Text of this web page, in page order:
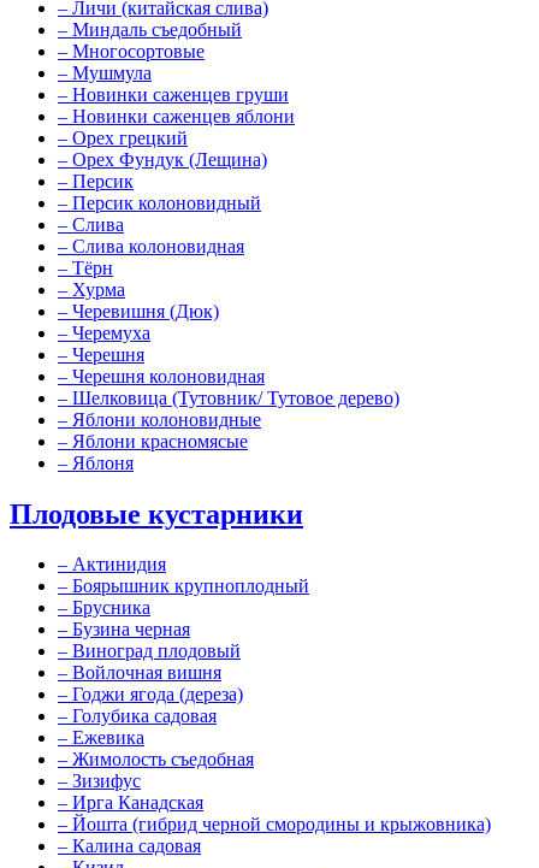
– Личи (китайская слива)
– Миндаль съедобный
– Многосортовые
– Мушмула
– Новинки саженцев груши
– Новинки саженцев яблони
– Орех грецкий
– Орех Фундук (Лещина)
– Персик
– Персик колоновидный
– Слива
– Слива колоновидная
– Тёрн
– Хурма
– Черевишня (Дюк)
– Черемуха
– Черешня
– Черешня колоновидная
– Шелковица (Тутовник/ Тутовое дерево)
– Яблони колоновидные
– Яблони красномясые
– Яблоня
Плодовые кустарники
– Актинидия
– Боярышник крупноплодный
– Брусника
– Бузина черная
– Виноград плодовый
– Войлочная вишня
– Годжи ягода (дереза)
– Голубика садовая
– Ежевика
– Жимолость съедобная
– Зизифус
– Ирга Канадская
– Йошта (гибрид черной смородины и крыжовника)
– Калина садовая